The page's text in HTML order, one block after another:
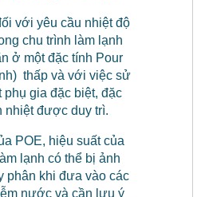
với yêu cầu nhiệt độ
chu trình làm lạnh
ở một đặc tính Pour
thấp và với việc sử
phụ gia đặc biệt, đặc
nhiệt được duy trì.
POE, hiệu suất của
lạnh có thể bị ảnh
phân khi đưa vào các
nước và cần lưu ý